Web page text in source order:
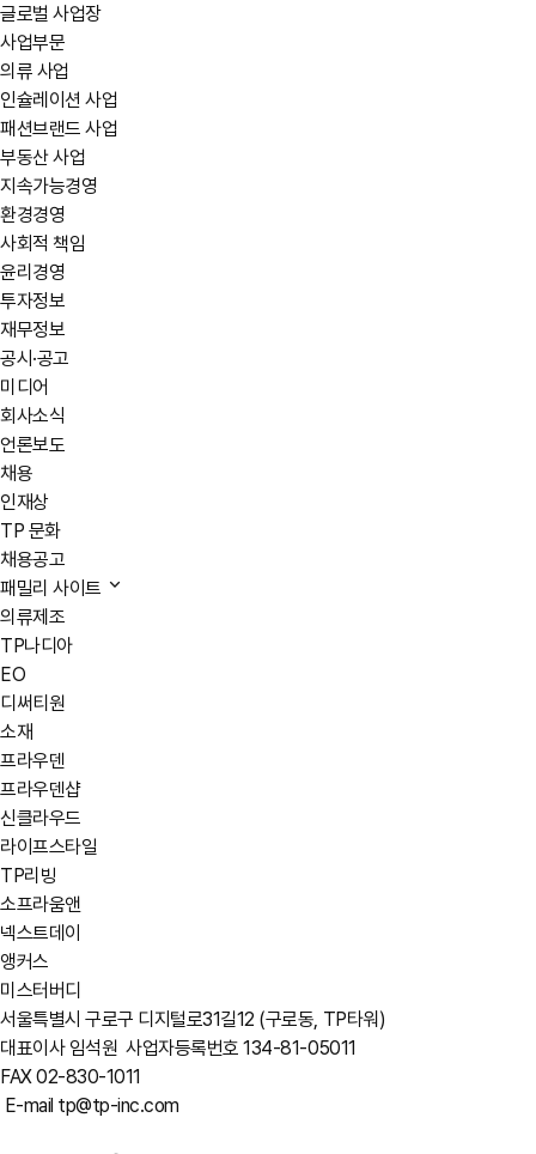
글로벌 사업장
사업부문
의류 사업
인슐레이션 사업
패션브랜드 사업
부동산 사업
지속가능경영
환경경영
사회적 책임
윤리경영
투자정보
재무정보
공시·공고
미디어
회사소식
언론보도
채용
인재상
TP 문화
채용공고
패밀리 사이트
의류제조
TP나디아
EO
디써티원
소재
프라우덴
프라우덴샵
신클라우드
라이프스타일
TP리빙
소프라움앤
넥스트데이
앵커스
미스터버디
서울특별시 구로구 디지털로31길12 (구로동, TP타워)
대표이사 임석원 사업자등록번호 134-81-05011
FAX 02-830-1011
E-mail tp@tp-inc.com